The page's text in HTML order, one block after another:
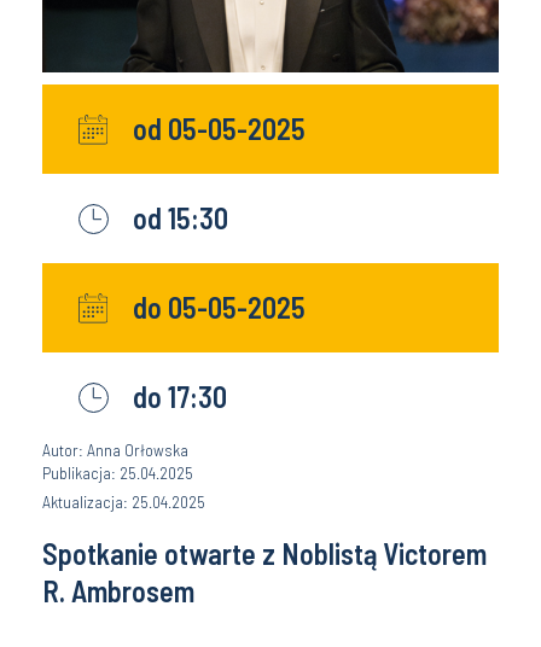
od 05-05-2025
od 15:30
do 05-05-2025
do 17:30
Autor: Anna Orłowska
Publikacja: 25.04.2025
Aktualizacja: 25.04.2025
Spotkanie otwarte z Noblistą Victorem
R. Ambrosem